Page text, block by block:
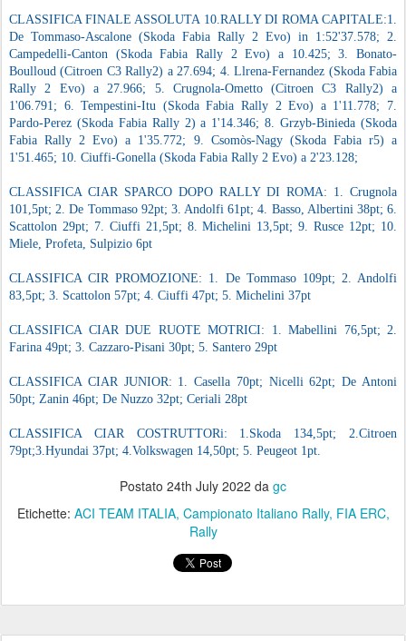
CLASSIFICA FINALE ASSOLUTA 10.RALLY DI ROMA CAPITALE:1.
De Tommaso-Ascalone (Skoda Fabia Rally 2 Evo) in 1:52'37.578; 2.
Campedelli-Canton (Skoda Fabia Rally 2 Evo) a 10.425; 3. Bonato-
Boulloud (Citroen C3 Rally2) a 27.694; 4. Llrena-Fernandez (Skoda Fabia
Rally 2 Evo) a 27.966; 5. Crugnola-Ometto (Citroen C3 Rally2) a
1'06.791; 6. Tempestini-Itu (Skoda Fabia Rally 2 Evo) a 1'11.778; 7.
Pardo-Perez (Skoda Fabia Rally 2) a 1'14.346; 8. Grzyb-Binieda (Skoda
Fabia Rally 2 Evo) a 1'35.772; 9. Csomòs-Nagy (Skoda Fabia r5) a
1'51.465; 10. Ciuffi-Gonella (Skoda Fabia Rally 2 Evo) a 2'23.128;
CLASSIFICA CIAR SPARCO DOPO RALLY DI ROMA: 1. Crugnola
101,5pt; 2. De Tommaso 92pt; 3. Andolfi 61pt; 4. Basso, Albertini 38pt; 6.
Scattolon 29pt; 7. Ciuffi 21,5pt; 8. Michelini 13,5pt; 9. Rusce 12pt; 10.
Miele, Profeta, Sulpizio 6pt
CLASSIFICA CIR PROMOZIONE: 1. De Tommaso 109pt; 2. Andolfi
83,5pt; 3. Scattolon 57pt; 4. Ciuffi 47pt; 5. Michelini 37pt
CLASSIFICA CIAR DUE RUOTE MOTRICI: 1. Mabellini 76,5pt; 2.
Farina 49pt; 3. Cazzaro-Pisani 30pt; 5. Santero 29pt
CLASSIFICA CIAR JUNIOR: 1. Casella 70pt; Nicelli 62pt; De Antoni
50pt; Zanin 46pt; De Nuzzo 32pt; Ceriali 28pt
CLASSIFICA CIAR COSTRUTTORi: 1.Skoda 134,5pt; 2.Citroen
79pt;3.Hyundai 37pt; 4.Volkswagen 14,50pt; 5. Peugeot 1pt.
Postato 24th July 2022 da gc
Etichette: ACI TEAM ITALIA Campionato Italiano Rally FIA ERC
Rally